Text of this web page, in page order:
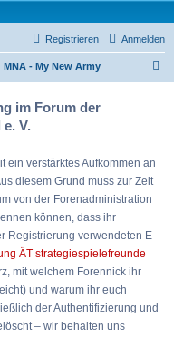
- Tabletop und mehr
Anmelden
Registrieren
MNA - My New Army
im Forum der
V.
ein verstärktes Aufkommen an
diesem Grund muss zur Zeit
von der Forenadministration
können, dass ihr
Registrierung verwendeten E-
ÄT strategiespielefreunde
mit welchem Forennick ihr
und warum ihr euch
der Authentifizierung und
– wir behalten uns